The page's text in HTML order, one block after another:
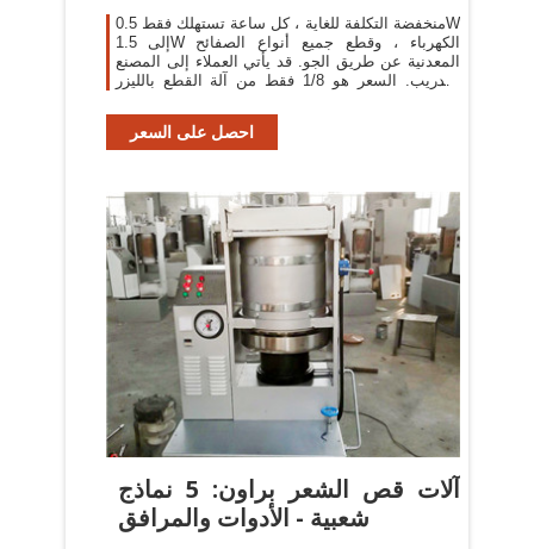
منخفضة التكلفة للغاية ، كل ساعة تستهلك فقط 0.5W
إلى 1.5W الكهرباء ، وقطع جميع أنواع الصفائح
المعدنية عن طريق الجو. قد يأتي العملاء إلى المصنع
للتدريب. السعر هو 1/8 فقط من آلة القطع بالليزر
احصل على السعر
آلات قص الشعر براون: 5 نماذج
شعبية - الأدوات والمرافق